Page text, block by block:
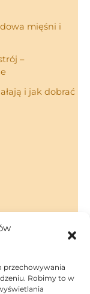
przechowywania
Robimy to w
mięśni i
–
i jak dobrać